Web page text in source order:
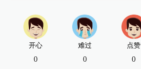
开心
0
难过
0
点赞
0